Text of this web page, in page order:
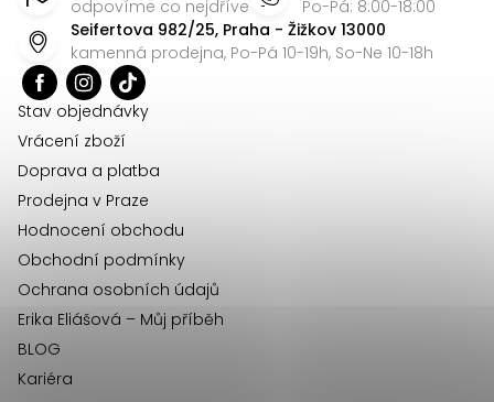
ý
p
odpovíme co nejdříve
Po-Pá: 8:00-18:00
Seifertova 982/25, Praha - Žižkov 13000
kamenná prodejna, Po-Pá 10-19h, So-Ne 10-18h
Stav objednávky
Vrácení zboží
Doprava a platba
Prodejna v Praze
Hodnocení obchodu
Obchodní podmínky
Ochrana osobních údajů
Erika Eliášová – Můj příběh
BLOG
Kariéra